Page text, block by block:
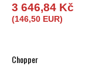
3 646,84 Kč
(146,50 EUR)
Chopper